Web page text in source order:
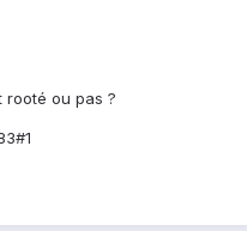
rooté ou pas ?